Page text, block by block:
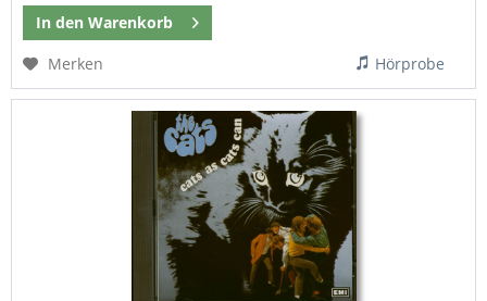
In den Warenkorb
Merken
Hörprobe